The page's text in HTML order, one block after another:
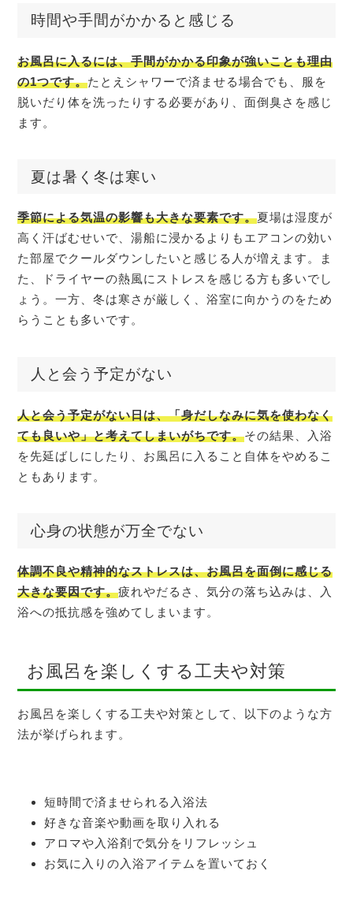
時間や手間がかかると感じる
お風呂に入るには、手間がかかる印象が強いことも理由
の1つです。たとえシャワーで済ませる場合でも、服を
脱いだり体を洗ったりする必要があり、面倒臭さを感じ
ます。
夏は暑く冬は寒い
季節による気温の影響も大きな要素です。夏場は湿度が
高く汗ばむせいで、湯船に浸かるよりもエアコンの効い
た部屋でクールダウンしたいと感じる人が増えます。ま
た、ドライヤーの熱風にストレスを感じる方も多いでし
ょう。一方、冬は寒さが厳しく、浴室に向かうのをため
らうことも多いです。
人と会う予定がない
人と会う予定がない日は、「身だしなみに気を使わなく
ても良いや」と考えてしまいがちです。その結果、入浴
を先延ばしにしたり、お風呂に入ること自体をやめるこ
ともあります。
心身の状態が万全でない
体調不良や精神的なストレスは、お風呂を面倒に感じる
大きな要因です。疲れやだるさ、気分の落ち込みは、入
浴への抵抗感を強めてしまいます。
お風呂を楽しくする工夫や対策
お風呂を楽しくする工夫や対策として、以下のような方
法が挙げられます。
短時間で済ませられる入浴法
好きな音楽や動画を取り入れる
アロマや入浴剤で気分をリフレッシュ
お気に入りの入浴アイテムを置いておく